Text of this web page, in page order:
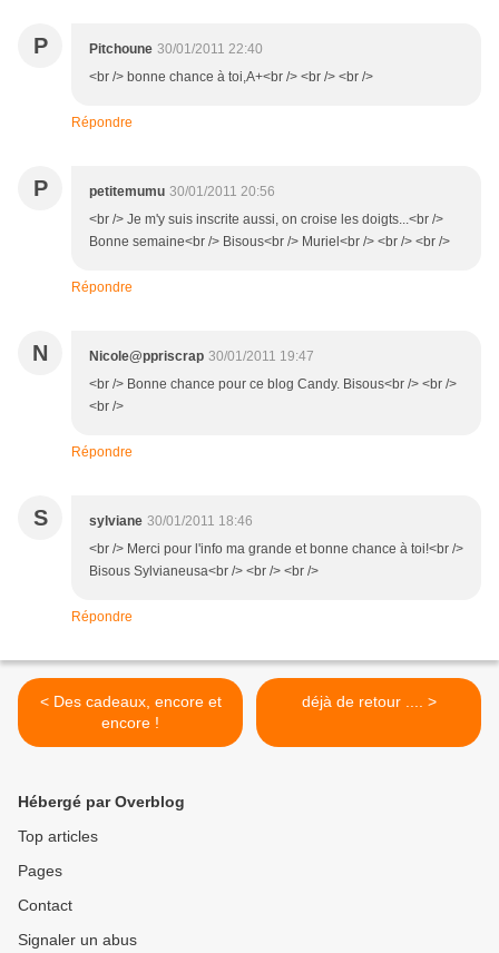
P Pitchoune 30/01/2011 22:40
<br /> bonne chance à toi,A+<br /> <br /> <br />
Répondre
P petitemumu 30/01/2011 20:56
<br /> Je m'y suis inscrite aussi, on croise les doigts...<br />
Bonne semaine<br /> Bisous<br /> Muriel<br /> <br /> <br />
Répondre
N Nicole@ppriscrap 30/01/2011 19:47
<br /> Bonne chance pour ce blog Candy. Bisous<br /> <br />
<br />
Répondre
S sylviane 30/01/2011 18:46
<br /> Merci pour l'info ma grande et bonne chance à toi!<br />
Bisous Sylvianeusa<br /> <br /> <br />
Répondre
< Des cadeaux, encore et
encore !
déjà de retour .... >
Hébergé par Overblog
Top articles
Pages
Contact
Signaler un abus